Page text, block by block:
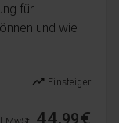
für
und wie
trending_up Einsteiger
44,99€